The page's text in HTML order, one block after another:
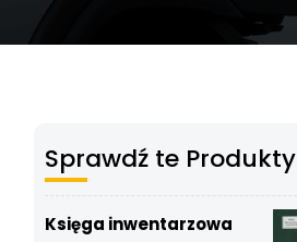
Sprawdź te Produkty
Księga inwentarzowa